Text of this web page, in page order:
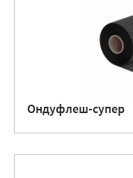
Ондуфлеш-супер